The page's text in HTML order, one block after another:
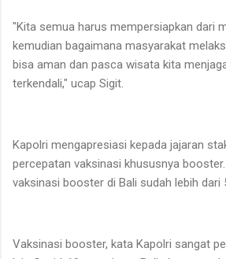
"Kita semua harus mempersiapkan dari
kemudian bagaimana masyarakat
bisa aman dan pasca wisata kita
terkendali," ucap Sigit.
Kapolri mengapresiasi kepada jajaran
percepatan vaksinasi khususnya
vaksinasi booster di Bali sudah lebih dari
Vaksinasi booster, kata Kapolri sangat